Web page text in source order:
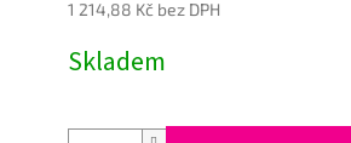
1 214,88 Kč bez DPH
cena:
Skladem